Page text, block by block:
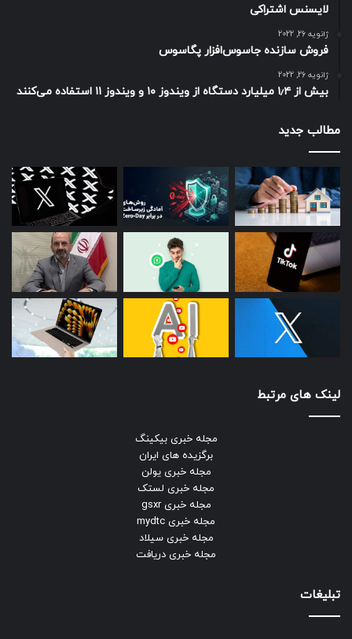
لایسنس اشتراکی
ژانویه 26, 2022
فروش سازنده جاسوس‌افزار پگاسوس
ژانویه 26, 2022
بیش از ۱٫۴ میلیارد دستگاه از ویندوز ۱۰ و ویندوز ۱۱ استفاده می‌کنند
مطالب جدید
لینک های مرتبط
مجله خبری بیکینگ
برگزیده های ایران
مجله خبری یولن
مجله خبری لستک
مجله خبری gsxr
مجله خبری mydtc
مجله خبری سیلاد
مجله خبری دریافت
تبلیغات